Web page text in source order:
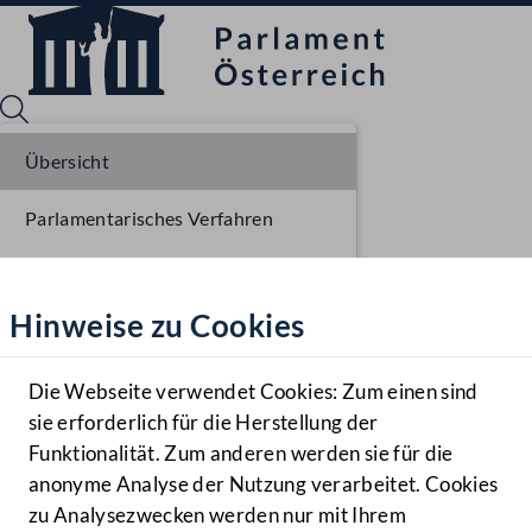
Hilfe
Benutzer
Navigationsmenü öffnen
MENÜ
Hinweise zu Cookies
Die Webseite verwendet Cookies: Zum einen sind
sie erforderlich für die Herstellung der
Funktionalität. Zum anderen werden sie für die
anonyme Analyse der Nutzung verarbeitet. Cookies
zu Analysezwecken werden nur mit Ihrem
Übersicht
Parlamentarisches Verfahren
Liste der Rednerinnen und Redner
Sitzungsdokumente